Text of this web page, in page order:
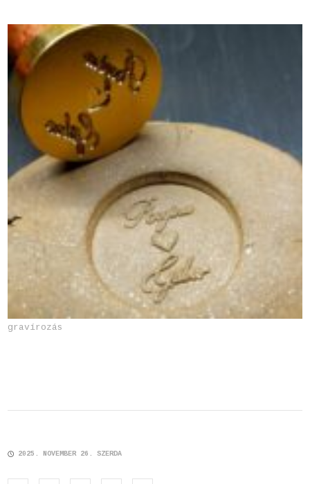
gravírozás
2025. NOVEMBER 26. SZERDA